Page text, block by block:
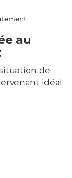
au
de
idéal